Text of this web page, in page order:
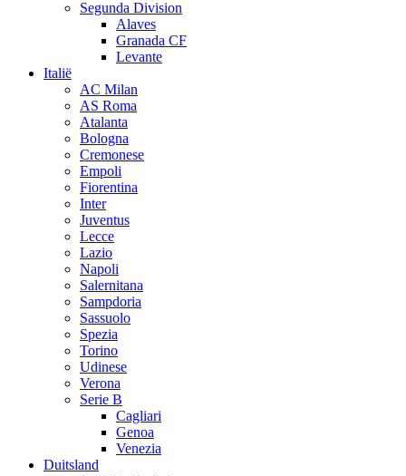
Segunda Division
Alaves
Granada CF
Levante
Italië
AC Milan
AS Roma
Atalanta
Bologna
Cremonese
Empoli
Fiorentina
Inter
Juventus
Lecce
Lazio
Napoli
Salernitana
Sampdoria
Sassuolo
Spezia
Torino
Udinese
Verona
Serie B
Cagliari
Genoa
Venezia
Duitsland